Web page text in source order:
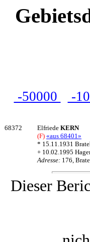
-50000 -
68372 Elfriede KERN
(F) «aus 68401»
* 15.11.1931
+ 10.02.1995
Adresse: 176,
Dieser